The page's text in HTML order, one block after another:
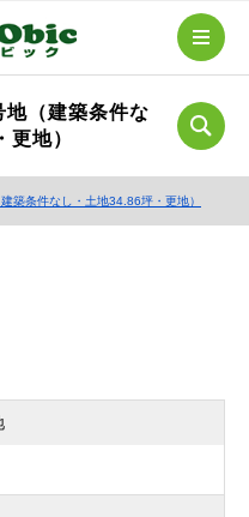
（建築条件な
地）
築条件なし・土地34.86坪・更地）